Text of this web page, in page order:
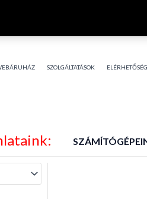
SZOLGÁLTATÁSOK ELÉRHETŐSÉG